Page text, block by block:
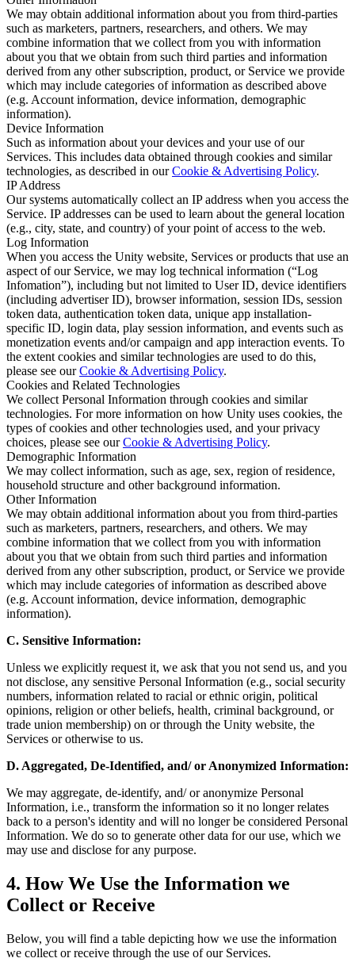
We may obtain additional information about you from third-parties
such as marketers, partners, researchers, and others. We may
combine information that we collect from you with information
about you that we obtain from such third parties and information
derived from any other subscription, product, or Service we provide
which may include categories of information as described above
(e.g. Account information, device information, demographic
information).
Device Information
Such as information about your devices and your use of our
Services. This includes data obtained through cookies and similar
technologies, as described in ourCookie & Advertising Policy.
IP Address
Our systems automatically collect an IP address when you access the
Service. IP addresses can be used to learn about the general location
(e.g., city, state, and country) of your point of access to the web.
Log Information
When you access the Unity website, Services or products that use an
aspect of our Service, we may log technical information (“Log
Infomation”), including but not limited to User ID, device identifiers
(including advertiser ID), browser information, session IDs, session
token data, authentication token data, unique app installation-
specific ID, login data, play session information, and events such as
monetization events and/or campaign and app interaction events. To
the extent cookies and similar technologies are used to do this,
please see ourCookie & Advertising Policy.
Cookies and Related Technologies
We collect Personal Information through cookies and similar
technologies. For more information on how Unity uses cookies, the
types of cookies and other technologies used, and your privacy
choices, please see ourCookie & Advertising Policy.
Demographic Information
We may collect information, such as age, sex, region of residence,
household structure and other background information.
Other Information
We may obtain additional information about you from third-parties
such as marketers, partners, researchers, and others. We may
combine information that we collect from you with information
about you that we obtain from such third parties and information
derived from any other subscription, product, or Service we provide
which may include categories of information as described above
(e.g. Account information, device information, demographic
information).
C. Sensitive Information:
Unless we explicitly request it, we ask that you not send us, and you
not disclose, any sensitive Personal Information (e.g., social security
numbers, information related to racial or ethnic origin, political
opinions, religion or other beliefs, health, criminal background, or
trade union membership) on or through the Unity website, the
Services or otherwise to us.
D. Aggregated, De-Identified, and/ or Anonymized Information:
We may aggregate, de-identify, and/ or anonymize Personal
Information, i.e., transform the information so it no longer relates
back to a person's identity and will no longer be considered Personal
Information. We do so to generate other data for our use, which we
may use and disclose for any purpose.
4. How We Use the Information we
Collect or Receive
Below, you will find a table depicting how we use the information
we collect or receive through the use of our Services.